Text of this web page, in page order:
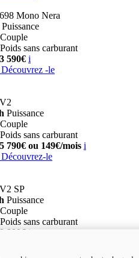
Mono Nera
Puissance
Couple
Poids sans carburant
590€ i
Découvrez -le
Puissance
Couple
Poids sans carburant
790€ ou 149€/mois i
Découvrez-le
SP
Puissance
Couple
Poids sans carburant
990€ i